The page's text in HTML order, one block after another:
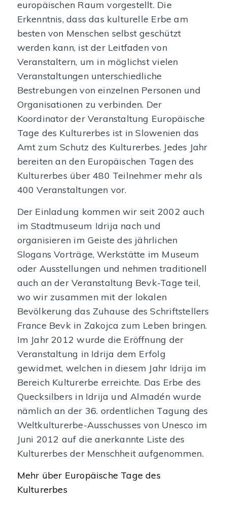
europäischen Raum vorgestellt. Die
Erkenntnis, dass das kulturelle Erbe am
besten von Menschen selbst geschützt
werden kann, ist der Leitfaden von
Veranstaltern, um in möglichst vielen
Veranstaltungen unterschiedliche
Bestrebungen von einzelnen Personen und
Organisationen zu verbinden. Der
Koordinator der Veranstaltung Europäische
Tage des Kulturerbes ist in Slowenien das
Amt zum Schutz des Kulturerbes. Jedes Jahr
bereiten an den Europäischen Tagen des
Kulturerbes über 480 Teilnehmer mehr als
400 Veranstaltungen vor.
Der Einladung kommen wir seit 2002 auch
im Stadtmuseum Idrija nach und
organisieren im Geiste des jährlichen
Slogans Vorträge, Werkstätte im Museum
oder Ausstellungen und nehmen traditionell
auch an der Veranstaltung Bevk-Tage teil,
wo wir zusammen mit der lokalen
Bevölkerung das Zuhause des Schriftstellers
France Bevk in Zakojca zum Leben bringen.
Im Jahr 2012 wurde die Eröffnung der
Veranstaltung in Idrija dem Erfolg
gewidmet, welchen in diesem Jahr Idrija im
Bereich Kulturerbe erreichte. Das Erbe des
Quecksilbers in Idrija und Almadén wurde
nämlich an der 36. ordentlichen Tagung des
Weltkulturerbe-Ausschusses von Unesco im
Juni 2012 auf die anerkannte Liste des
Kulturerbes der Menschheit aufgenommen.
Mehr über Europäische Tage des
Kulturerbes